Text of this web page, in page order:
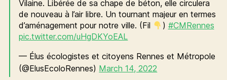
Vilaine. Libérée de sa chape de béton, elle circulera
de nouveau à l’air libre. Un tournant majeur en termes
d’aménagement pour notre ville. (Fil
) #CMRennes
pic.twitter.com/uHgDKYoEAL
— Élus écologistes et citoyens Rennes et Métropole
(@ElusEcoloRennes) March 14, 2022